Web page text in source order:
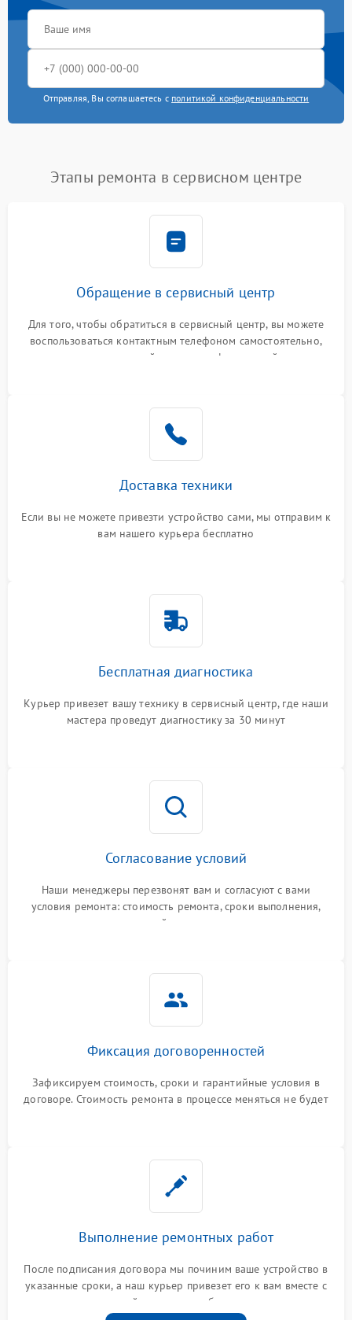
Отправляя, Вы соглашаетесь с политикой конфиденциальности
Этапы ремонта в сервисном центре
Обращение в сервисный центр
Для того, чтобы обратиться в сервисный центр, вы можете
воспользоваться контактным телефоном самостоятельно,
или оставить свой номер телефона на сайте
Доставка техники
Если вы не можете привезти устройство сами, мы отправим к
вам нашего курьера бесплатно
Бесплатная диагностика
Курьер привезет вашу технику в сервисный центр, где наши
мастера проведут диагностику за 30 минут
Согласование условий
Наши менеджеры перезвонят вам и согласуют с вами
условия ремонта: стоимость ремонта, сроки выполнения,
гарантийные условия
Фиксация договоренностей
Зафиксируем стоимость, сроки и гарантийные условия в
договоре. Стоимость ремонта в процессе меняться не будет
Выполнение ремонтных работ
После подписания договора мы починим ваше устройство в
указанные сроки, а наш курьер привезет его к вам вместе с
гарантийным талоном бесплатно